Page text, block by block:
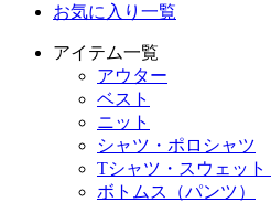
お気に入り一覧
アイテム一覧
アウター
ベスト
ニット
シャツ・ポロシャツ
Tシャツ・スウェッ
ボトムス（パンツ）